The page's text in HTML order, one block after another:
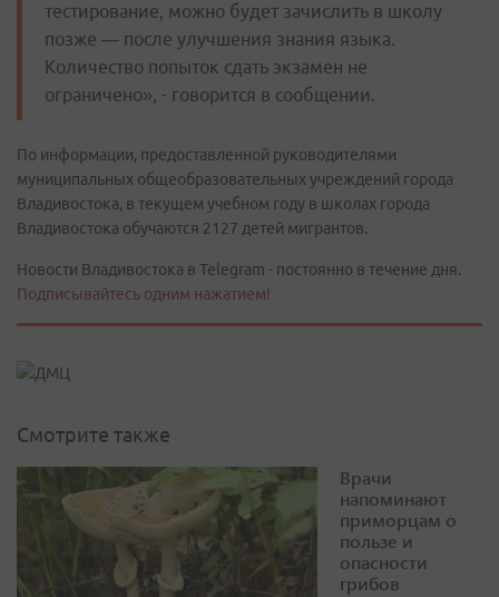
тестирование, можно будет зачислить в школу
позже — после улучшения знания языка.
Количество попыток сдать экзамен не
ограничено», - говорится в сообщении.
По информации, предоставленной руководителями
муниципальных общеобразовательных учреждений города
Владивостока, в текущем учебном году в школах города
Владивостока обучаются 2127 детей мигрантов.
Новости Владивостока в Telegram - постоянно в течение дня.
Подписывайтесь одним нажатием!
Смотрите также
Врачи
напоминают
приморцам о
пользе и
опасности
грибов